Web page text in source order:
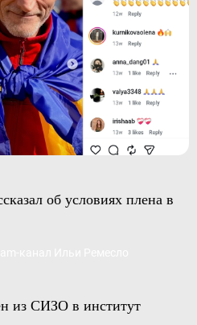
об условиях плена в
из СИЗО в институт